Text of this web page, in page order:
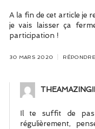
A la fin de cet article je
je vais laisser ça
participation !
30 MARS 2020 RÉPONDRE
Il te suffit de pas
régulièrement,